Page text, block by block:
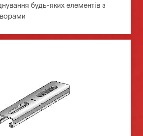
будь-яких елементів з